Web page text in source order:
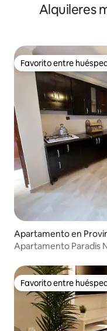
Alquileres
Favorito entre
Favorito entre
Apartamento en
Apartamento Paradis
Favorito entre
Favorito entre